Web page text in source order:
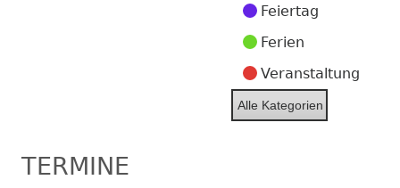
Feiertag
Ferien
Veranstaltung
Alle Kategorien
TERMINE